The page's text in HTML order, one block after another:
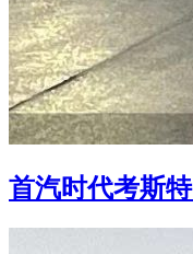
首汽时代考斯特